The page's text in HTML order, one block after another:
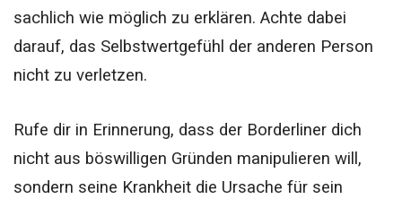
sachlich wie möglich zu erklären. Achte dabei
darauf, das Selbstwertgefühl der anderen Person
nicht zu verletzen.
Rufe dir in Erinnerung, dass der Borderliner dich
nicht aus böswilligen Gründen manipulieren will,
sondern seine Krankheit die Ursache für sein